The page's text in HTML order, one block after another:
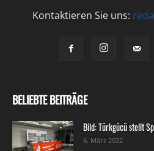
Kontaktieren Sie uns:
BELIEBTE BEITRÄGE
Bild: Türkgücü stellt
6. März 2022